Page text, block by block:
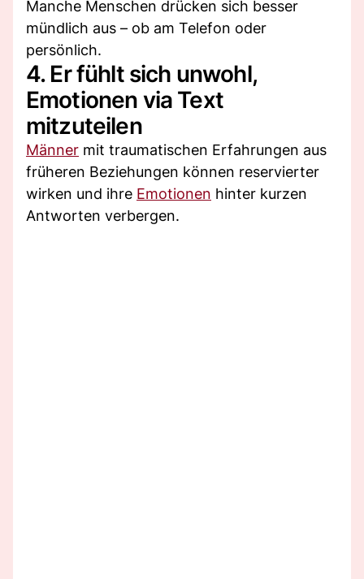
Manche Menschen drücken sich besser
mündlich aus – ob am Telefon oder
persönlich.
4. Er fühlt sich unwohl,
Emotionen via Text
mitzuteilen
Männer mit traumatischen Erfahrungen aus
früheren Beziehungen können reservierter
wirken und ihre Emotionen hinter kurzen
Antworten verbergen.